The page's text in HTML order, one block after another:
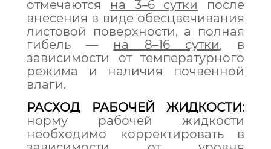
отмечаются на 3–6 сутки после
внесения в виде обесцвечивания
листовой поверхности, а полная
гибель — на 8–16 сутки, в
зависимости от температурного
режима и наличия почвенной
влаги.
РАСХОД РАБОЧЕЙ ЖИДКОСТИ:
норму рабочей жидкости
необходимо корректировать в